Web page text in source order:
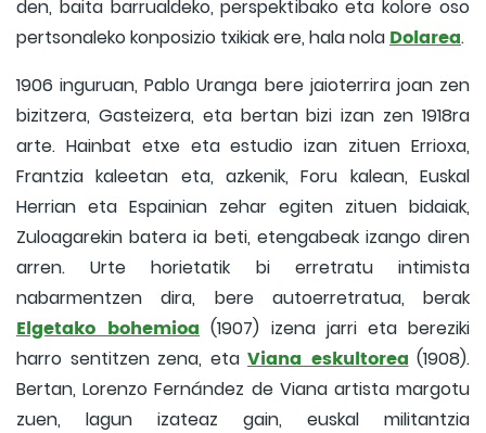
den, baita barrualdeko, perspektibako eta kolore oso
pertsonaleko konposizio txikiak ere, hala nolaDolarea.
1906 inguruan, Pablo Uranga bere jaioterrira joan zen
bizitzera, Gasteizera, eta bertan bizi izan zen 1918ra
arte. Hainbat etxe eta estudio izan zituen Errioxa,
Frantzia kaleetan eta, azkenik, Foru kalean, Euskal
Herrian eta Espainian zehar egiten zituen bidaiak,
Zuloagarekin batera ia beti, etengabeak izango diren
arren. Urte horietatik bi erretratu intimista
nabarmentzen dira, bere autoerretratua, berak
Elgetako bohemioa (1907) izena jarri eta bereziki
harro sentitzen zena, eta Viana eskultorea (1908).
Bertan, Lorenzo Fernández de Viana artista margotu
zuen, lagun izateaz gain, euskal militantzia